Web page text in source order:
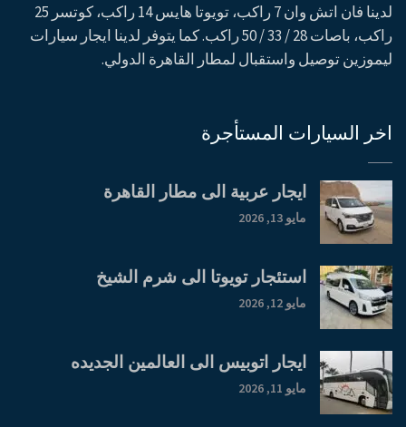
لدينا فان اتش وان 7 راكب، تويوتا هايس 14 راكب، كوتسر 25
راكب، باصات 28 / 33 / 50 راكب. كما يتوفر لدينا ايجار سيارات
ليموزين توصيل واستقبال لمطار القاهرة الدولي.
اخر السيارات المستأجرة
ايجار عربية الى مطار القاهرة
مايو 13, 2026
استئجار تويوتا الى شرم الشيخ
مايو 12, 2026
ايجار اتوبيس الى العالمين الجديده
مايو 11, 2026